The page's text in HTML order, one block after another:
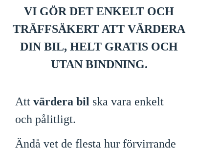
VI GÖR DET ENKELT OCH
TRÄFFSÄKERT ATT VÄRDERA
DIN BIL, HELT GRATIS OCH
UTAN BINDNING.
Attvärdera bil ska vara enkelt
och pålitligt.
Ändå vet de flesta hur förvirrande